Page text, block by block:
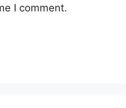
I comment.